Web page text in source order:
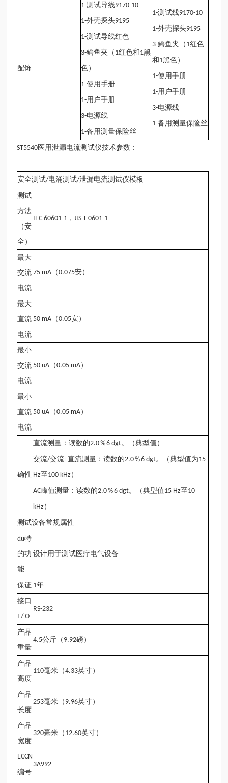
配饰
1-测试导线9170-10
1-外壳探头9195
1-测试导线红色
3-鳄鱼夹（ 1红色和1黑
色）
1-使用手册
1-用户手册
3-电源线
1-备用测量保险丝
1-测试线9170-10
1-外壳探头9195
3-鳄鱼夹（ 1红色
和1黑色）
1-使用手册
1-用户手册
3-电源线
1-备用测量保险丝
ST5540医用泄漏电流测试仪技术参数：
安全测试/电涌测试/泄漏电流测试仪模板
测试
方法
（安
全）
IEC 60601-1 ， JIS T 0601-1
最大
交流
电流
75 mA （0.075安）
最大
直流
电流
50 mA （0.05安）
最小
交流
电流
50 uA （0.05 mA）
最小
直流
电流
50 uA （0.05 mA）
确性
直流测量：读数的2.0％6 dgt。（典型值）
交流/交流+直流测量：读数的2.0％6 dgt。（典型值为15
Hz至100 kHz ）
AC峰值测量：读数的2.0％6 dgt。（典型值15 Hz至10
kHz ）
测试设备常规属性
du特
的功
能
设计用于测试医疗电气设备
保证 1年
接口
I / O
RS-232
产品
重量
4.5公斤（ 9.92磅）
产品
高度
110毫米（4.33英寸）
产品
长度
253毫米（ 9.96英寸）
产品
宽度
320毫米（ 12.60英寸）
ECCN
编号
3A992